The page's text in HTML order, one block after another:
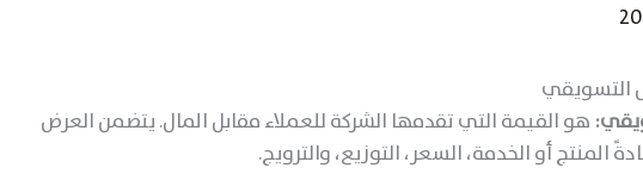
التسويقي
هو القيمة التي تقدمها الشركة للعملاء مقابل المال. يتضمن العرض
المنتج أو الخدمة، السعر، التوزيع، والترويج.